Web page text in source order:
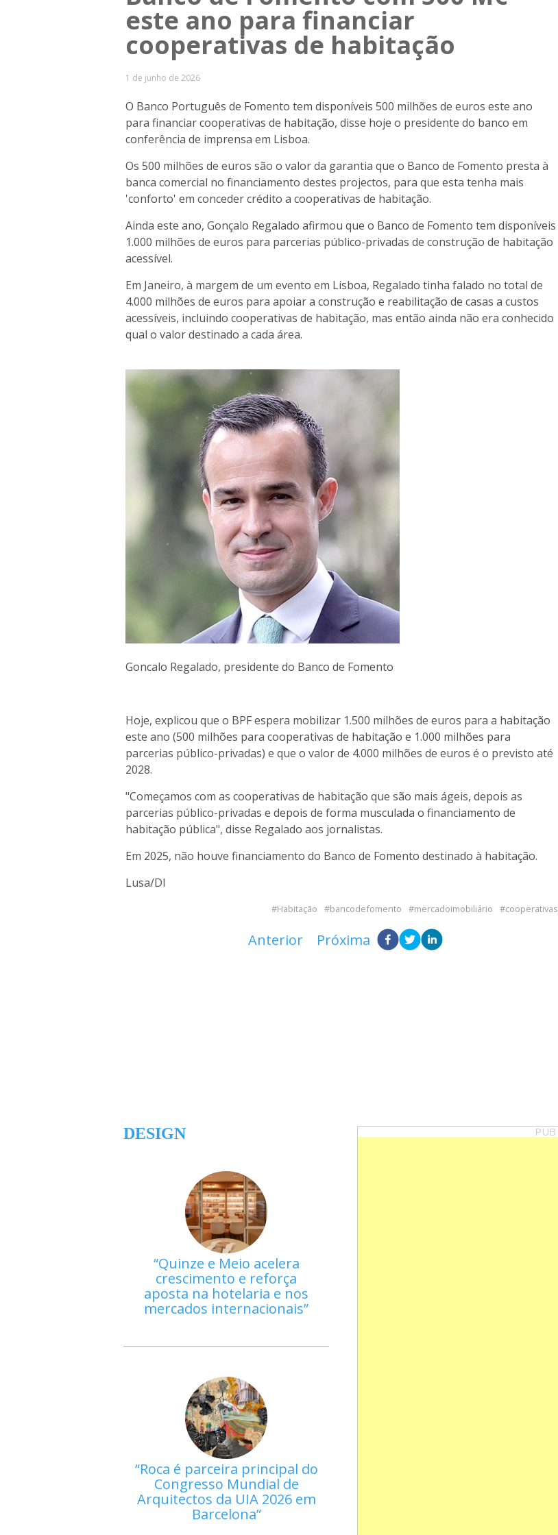
este ano para financiar
cooperativas de habitação
1 de junho de 2026
O Banco Português de Fomento tem disponíveis 500 milhões de euros este ano
para financiar cooperativas de habitação, disse hoje o presidente do banco em
conferência de imprensa em Lisboa.
Os 500 milhões de euros são o valor da garantia que o Banco de Fomento presta à
banca comercial no financiamento destes projectos, para que esta tenha mais
'conforto' em conceder crédito a cooperativas de habitação.
Ainda este ano, Gonçalo Regalado afirmou que o Banco de Fomento tem disponíveis
1.000 milhões de euros para parcerias público-privadas de construção de habitação
acessível.
Em Janeiro, à margem de um evento em Lisboa, Regalado tinha falado no total de
4.000 milhões de euros para apoiar a construção e reabilitação de casas a custos
acessíveis, incluindo cooperativas de habitação, mas então ainda não era conhecido
qual o valor destinado a cada área.
Goncalo Regalado, presidente do Banco de Fomento
Hoje, explicou que o BPF espera mobilizar 1.500 milhões de euros para a habitação
este ano (500 milhões para cooperativas de habitação e 1.000 milhões para
parcerias público-privadas) e que o valor de 4.000 milhões de euros é o previsto até
2028.
"Começamos com as cooperativas de habitação que são mais ágeis, depois as
parcerias público-privadas e depois de forma musculada o financiamento de
habitação pública", disse Regalado aos jornalistas.
Em 2025, não houve financiamento do Banco de Fomento destinado à habitação.
Lusa/DI
Habitação bancodefomento mercadoimobiliário cooperativas
Anterior Próxima
DESIGN
Quinze e Meio acelera
crescimento e reforça
aposta na hotelaria e nos
mercados internacionais
Roca é parceira principal do
Congresso Mundial de
Arquitectos da UIA 2026 em
Barcelona
PUB